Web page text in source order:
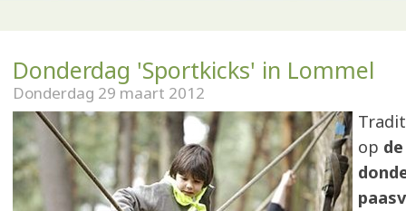
Donderdag 'Sportkicks' in Lommel
Donderdag 29 maart 2012
op